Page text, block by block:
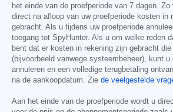
het einde van de proefperiode van 7 dagen.
direct na afloop van uw proefperiode kosten in
gebracht. Als u tijdens uw proefperiode
toegang tot SpyHunter. Als u om welke reden
bent dat er kosten in rekening zijn gebracht
(bijvoorbeeld vanwege systeembeheer), kunt u
annuleren en een volledige terugbetaling
na de aankoopdatum. Zie de veelgestelde
Aan het einde van de proefperiode wordt u